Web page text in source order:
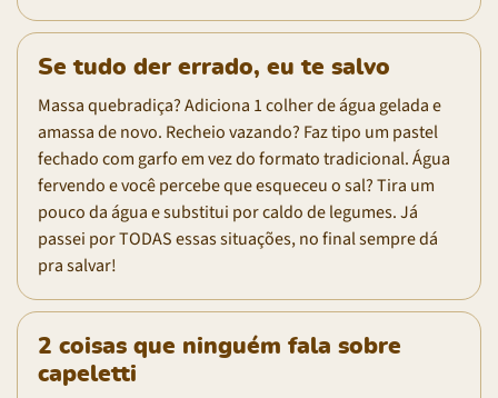
Se tudo der errado, eu te salvo
Massa quebradiça? Adiciona 1 colher de água gelada e
amassa de novo. Recheio vazando? Faz tipo um pastel
fechado com garfo em vez do formato tradicional. Água
fervendo e você percebe que esqueceu o sal? Tira um
pouco da água e substitui por caldo de legumes. Já
passei por TODAS essas situações, no final sempre dá
pra salvar!
2 coisas que ninguém fala sobre
capeletti